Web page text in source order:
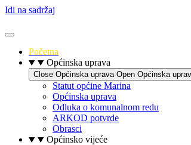
Idi na sadržaj
Početna
Općinska uprava
Close Općinska uprava Open Općinska
Statut općine Marina
Općinska uprava
Odluka o komunalnom redu
ARKOD potvrde
Obrasci
Općinsko vijeće